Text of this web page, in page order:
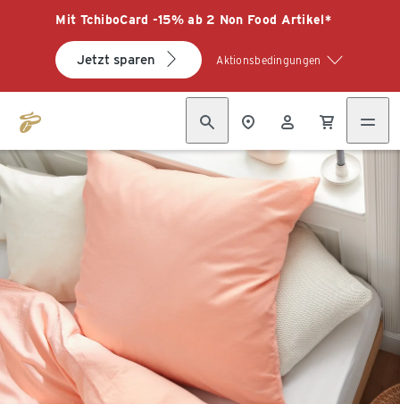
Mit TchiboCard -15% ab 2 Non Food Artikel*
Jetzt sparen Aktionsbedingungen